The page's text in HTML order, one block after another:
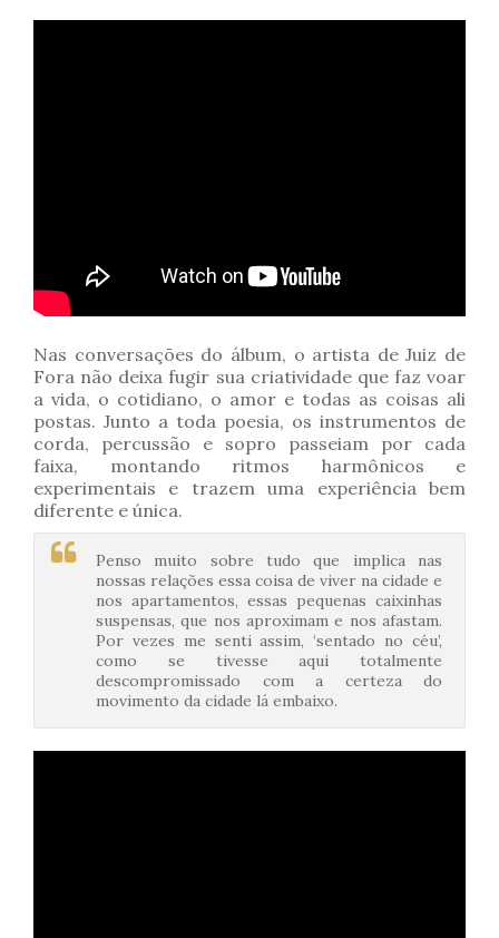
Nas conversações do álbum, o artista de Juiz de
Fora não deixa fugir sua criatividade que faz voar
a vida, o cotidiano, o amor e todas as coisas ali
postas. Junto a toda poesia, os instrumentos de
corda, percussão e sopro passeiam por cada
faixa, montando ritmos harmônicos e
experimentais e trazem uma experiência bem
diferente e única.
Penso muito sobre tudo que implica nas
nossas relações essa coisa de viver na cidade e
nos apartamentos, essas pequenas caixinhas
suspensas, que nos aproximam e nos afastam.
Por vezes me senti assim, ‘sentado no céu’,
como se tivesse aqui totalmente
descompromissado com a certeza do
movimento da cidade lá embaixo.